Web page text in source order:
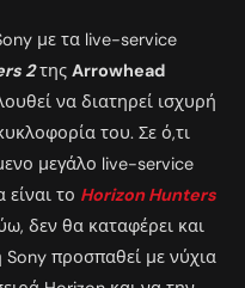
με τα live-service
2της Arrowhead
να διατηρεί ισχυρή
του. Σε ό,τι
μεγάλο live-service
το Horizon Hunters
δεν θα καταφέρει και
προσπαθεί με νύχια